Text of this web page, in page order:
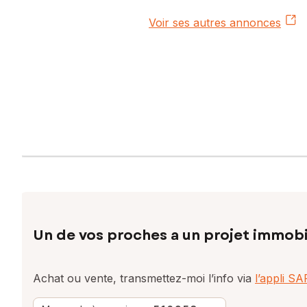
Voir ses autres annonces
Un de vos proches a un projet
Achat ou vente, transmettez-moi l’info via l’appli